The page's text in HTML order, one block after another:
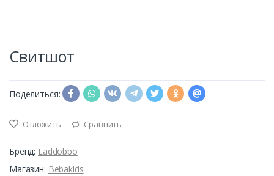
Свитшот
Поделиться:
Отложить Сравнить
Бренд: Laddobbo
Магазин: Bebakids